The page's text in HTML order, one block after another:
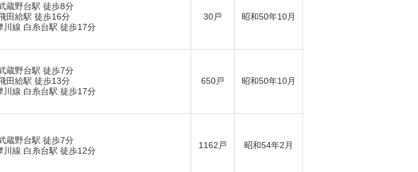
蔵野台駅 徒歩8分
田給駅 徒歩16分
川線 白糸台駅 徒歩17分
30戸 昭和50年10月
蔵野台駅 徒歩7分
田給駅 徒歩13分
川線 白糸台駅 徒歩17分
650戸 昭和50年10月
蔵野台駅 徒歩7分
川線 白糸台駅 徒歩12分
1162戸 昭和54年2月